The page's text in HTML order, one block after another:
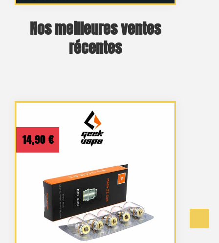
Nos meilleures ventes
récentes
14,90 €